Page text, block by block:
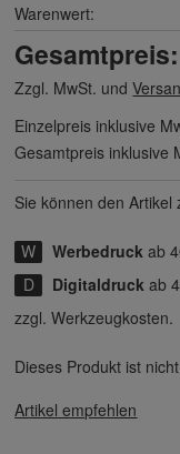
Warenwert:
Gesamtpreis:
Zzgl. MwSt. und
Einzelpreis inklusive
Gesamtpreis inklusive
Sie können den
Werbedruck ab
Digitaldruck ab
zzgl. Werkzeugkosten.
Dieses Produkt ist
Artikel empfehlen